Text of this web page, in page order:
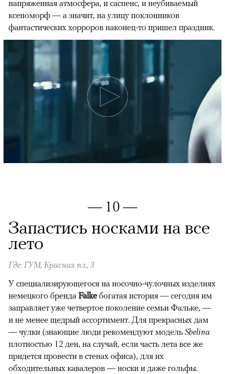
напряженная атмосфера, и саспенс, и неубиваемый
ксеноморф — а значит, на улицу поклонников
фантастических хорроров наконец-то пришел праздник.​
— 10 —
Запастись носками на все
лето
Где: ГУМ, Красная пл., 3
У специализирующегося на носочно-чулочных изделиях
немецкого бренда Falkeбогатая история — сегодня им
заправляет уже четвертое поколение семьи Фальке, —
и не менее щедрый ассортимент. Для прекрасных дам
— чулки (знающие люди рекомендуют модель Shelina
плотностью 12 ден, на случай, если часть лета все же
придется провести в стенах офиса), для их
обходительных кавалеров — носки и даже гольфы.